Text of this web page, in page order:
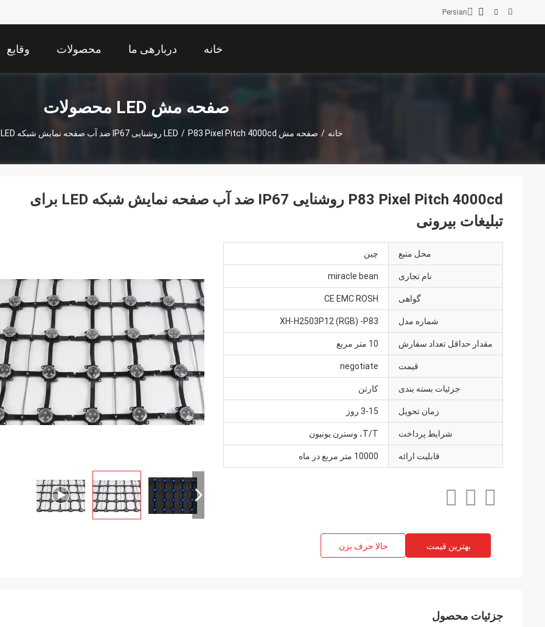
Persian
خانه دربارهی ما محصولات وقایع
صفحه مش LED محصولات
خانه / صفحه مش LED / P83 Pixel Pitch 4000cd روشنایی IP67 ضد آب صفحه نمایش شبکه LED برای تبلیغات بیرونی
P83 Pixel Pitch 4000cd روشنایی IP67 ضد آب صفحه نمایش شبکه LED برای
تبلیغات بیرونی
محل منبع چین
نام تجاری miracle bean
گواهی CE EMC ROSH
شماره مدل XH-H2503P12 (RGB) -P83
مقدار حداقل تعداد سفارش 10 متر مربع
قیمت negotiate
جزئیات بسته بندی کارتن
زمان تحویل 3-15 روز
شرایط پرداخت T/T، وسترن یونیون
قابلیت ارائه 10000 متر مربع در ماه
بهترین قیمت حالا حرف بزن
جزئیات محصول